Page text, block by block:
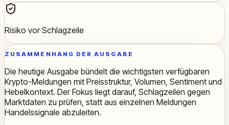
Risiko vor Schlagzeile
ZUSAMMENHANG DER AUSGABE
Die heutige Ausgabe bündelt die wichtigsten verfügbaren
Krypto-Meldungen mit Preisstruktur, Volumen, Sentiment und
Hebelkontext. Der Fokus liegt darauf, Schlagzeilen gegen
Marktdaten zu prüfen, statt aus einzelnen Meldungen
Handelssignale abzuleiten.